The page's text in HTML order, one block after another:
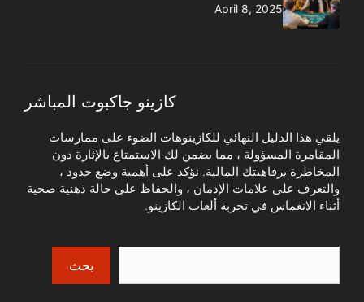
April 8, 2025
كازينو جاكبوت المباشر
يلقي هذا الدليل النهائي للكازينوهات الضوء على ممارسات
المقامرة المسؤولة ، مما يضمن لك الاستمتاع بالإثارة دون
المخاطرة برفاهيتك المالية. نؤكد على أهمية وضع حدود ،
والتعرف على علامات الإدمان ، والحفاظ على حالة ذهنية صحية
أثناء الانغماس في تجربة ألعاب الكازينو.
بحث